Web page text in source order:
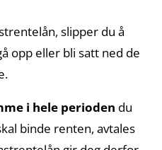
slipper du å
opp eller bli satt ned de
i hele perioden du
binde renten, avtales